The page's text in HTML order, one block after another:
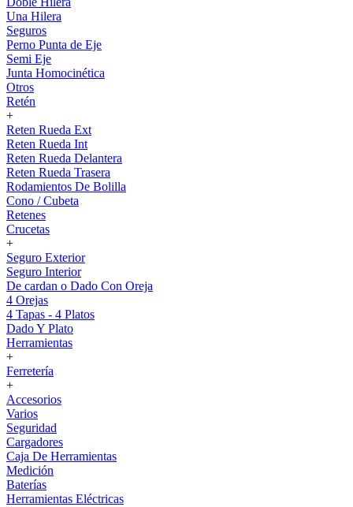
Una Hilera
Seguros
Perno Punta de Eje
Semi Eje
Junta Homocinética
Otros
Retén
+
Reten Rueda Ext
Reten Rueda Int
Reten Rueda Delantera
Reten Rueda Trasera
Rodamientos De Bolilla
Cono / Cubeta
Retenes
Crucetas
+
Seguro Exterior
Seguro Interior
De cardan o Dado Con Oreja
4 Orejas
4 Tapas - 4 Platos
Dado Y Plato
Herramientas
+
Ferretería
+
Accesorios
Varios
Seguridad
Cargadores
Caja De Herramientas
Medición
Baterías
Herramientas Eléctricas